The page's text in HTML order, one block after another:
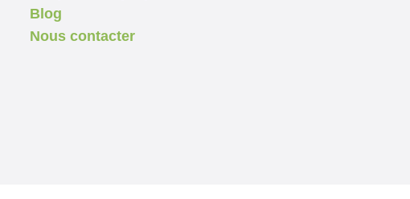
Blog
Nous contacter